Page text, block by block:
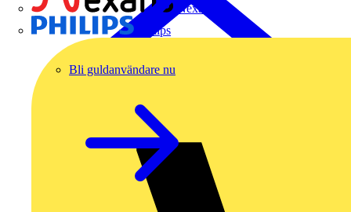
Nexans
Philips
Bli guldanvändare nu